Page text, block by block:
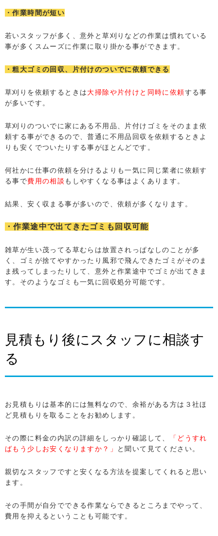
・作業時間が短い
若いスタッフが多く、意外と草刈りなどの作業は慣れている
事が多くスムーズに作業に取り掛かる事ができます。
・粗大ゴミの回収、片付けのついでに依頼できる
草刈りを依頼するときは大掃除や片付けと同時に依頼する事
が多いです。
草刈りのついでに家にある不用品、片付けゴミをそのまま依
頼する事ができるので、普通に不用品回収を依頼するときよ
りも安くでついたりする事がほとんどです。
何社かに仕事の依頼を分けるよりも一気に同じ業者に依頼す
る事で費用の相談 もしやすくなる事はよくあります。
結果、安く収まる事が多いので、依頼が多くなります。
・作業途中で出てきたゴミも回収可能
雑草が生い茂ってる草むらは放置されっぱなしのことが多
く、ゴミが捨てやすかったり風邪で飛んできたゴミがそのま
ま残ってしまったりして、意外と作業途中でゴミが出てきま
す。そのようなゴミも一気に回収処分可能です。
見積もり後にスタッフに相談す
る
お見積もりは基本的には無料なので、余裕がある方は３社ほ
ど見積もりを取ることをお勧めします。
その際に料金の内訳の詳細をしっかり確認して、
「どうすれ
ばもう少しお安くなりますか？」
と聞いて見てください。
親切なスタッフですと安くなる方法を提案してくれると思い
ます。
その手間が自分でできる作業ならできるところまでやって、
費用を抑えるということも可能です。